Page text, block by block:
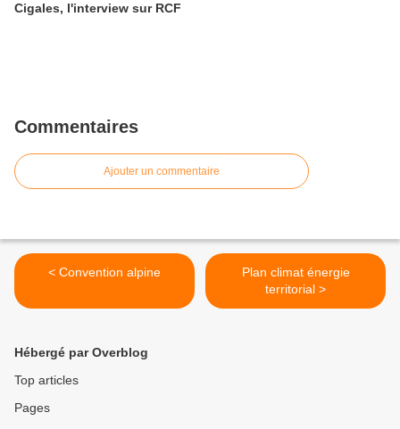
Cigales, l'interview sur RCF
Commentaires
Ajouter un commentaire
< Convention alpine
Plan climat énergie
territorial >
Hébergé par Overblog
Top articles
Pages